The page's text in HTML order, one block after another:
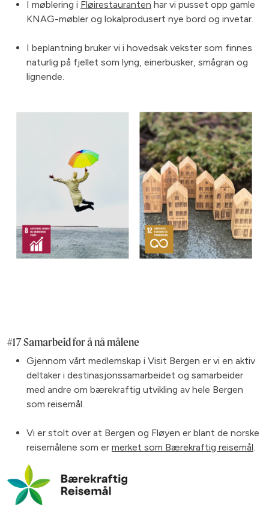
I møblering i Fløirestauranten har vi pusset opp gamle
KNAG-møbler og lokalprodusert nye bord og invetar.
I beplantning bruker vi i hovedsak vekster som finnes
naturlig på fjellet som lyng, einerbusker, smågran og
lignende.
#17 Samarbeid for å nå målene
Gjennom vårt medlemskap i Visit Bergen er vi en aktiv
deltaker i destinasjonssamarbeidet og samarbeider
med andre om bærekraftig utvikling av hele Bergen
som reisemål.
Vi er stolt over at Bergen og Fløyen er blant de norske
reisemålene som er merket som Bærekraftig reisemål